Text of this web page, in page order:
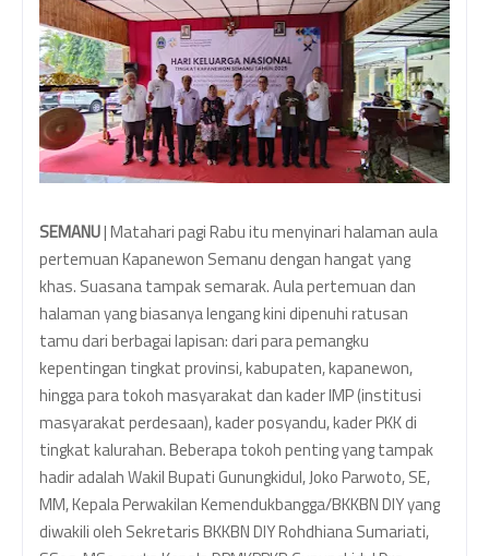
SEMANU| Matahari pagi Rabu itu menyinari halaman aula
pertemuan Kapanewon Semanu dengan hangat yang
khas. Suasana tampak semarak. Aula pertemuan dan
halaman yang biasanya lengang kini dipenuhi ratusan
tamu dari berbagai lapisan: dari para pemangku
kepentingan tingkat provinsi, kabupaten, kapanewon,
hingga para tokoh masyarakat dan kader IMP (institusi
masyarakat perdesaan), kader posyandu, kader PKK di
tingkat kalurahan. Beberapa tokoh penting yang tampak
hadir adalah Wakil Bupati Gunungkidul, Joko Parwoto, SE,
MM, Kepala Perwakilan Kemendukbangga/BKKBN DIY yang
diwakili oleh Sekretaris BKKBN DIY Rohdhiana Sumariati,